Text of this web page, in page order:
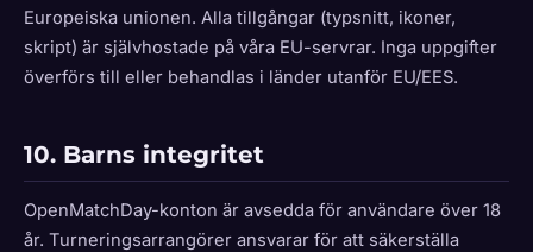
Europeiska unionen. Alla tillgångar (typsnitt, ikoner,
skript) är självhostade på våra EU-servrar. Inga uppgifter
överförs till eller behandlas i länder utanför EU/EES.
10. Barns integritet
OpenMatchDay-konton är avsedda för användare över 18
år. Turneringsarrangörer ansvarar för att säkerställa